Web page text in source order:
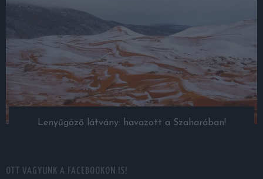
Lenyűgöző látvány: havazott a Szaharában!
OTT VAGYUNK A FACEBOOKON IS!